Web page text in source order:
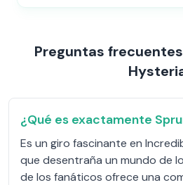
Preguntas
¿Qué es exactamente
Es un giro fascinante en
que desentraña un mundo de
de los fanáticos ofrece una